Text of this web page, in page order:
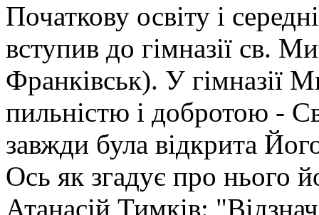
Початкову освіту і
вступив до гімназії св.
Франківськ). У гімназії
пильністю і добротою -
завжди була відкрита
Ось як згадує про нього
Атанасій Тимків: